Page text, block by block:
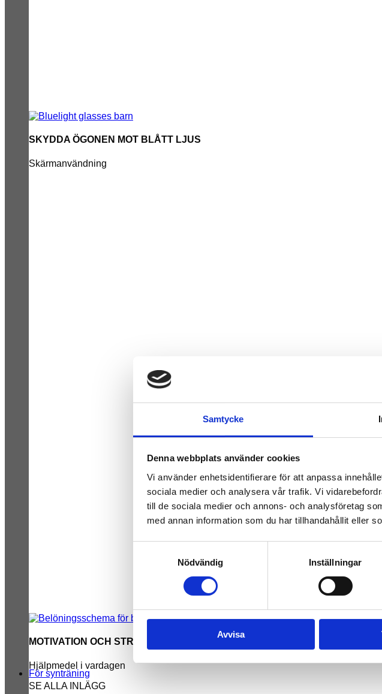
Samtycke
Denna webbplats använder cookies
Vi använder enhetsidentifierare för att anpassa
sociala medier och analysera vår trafik. Vi
till de sociala medier och annons- och analysföretag
med annan information som du har tillhandahållit eller
Nödvändig
Inställningar
Avvisa
SKYDDA ÖGONEN MOT BLÅTT LJUS
Skärmanvändning
MOTIVATION OCH STRUKTUR
Hjälpmedel i vardagen
SE ALLA INLÄGG
För synträning